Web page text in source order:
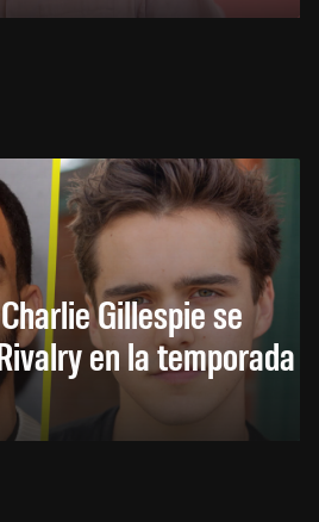
Gillespie se
en la temporada